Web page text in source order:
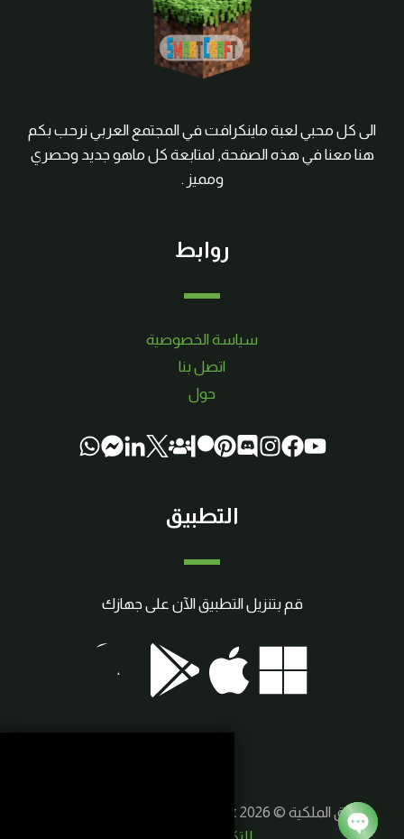
الى كل محبي لعبة ماينكرافت في المجتمع العربي نرحب بكم
هنا معنا في هذه الصفحة, لمتابعة كل ماهو جديد وحصري
ومميز .
روابط
سياسة الخصوصية
اتصل بنا
حول
التطبيق
قم بتنزيل التطبيق الآن على جهازك
حقوق الملكية © 2026 SmartCraft | صنع بواسطة